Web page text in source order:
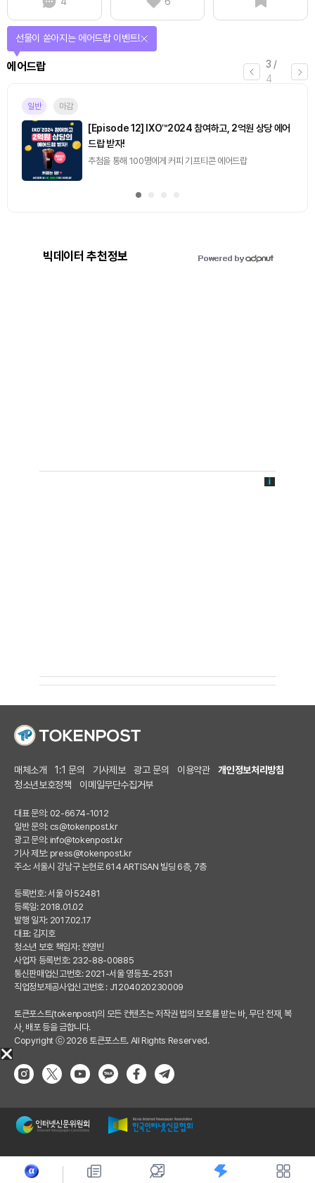
3 /
4
에어드랍
선물이 쏟아지는 에어드랍 이벤트!
일반 마감
[Episode 12] IXO™2024 참여하고, 2억원 상당 에어
드랍 받자!
추첨을 통해 100명에게 커피 기프티콘 에어드랍
빅데이터 추천정보
매체소개 1:1 문의 기사제보 광고 문의 이용약관
개인정보처리방침
청소년보호정책
이메일무단수집거부
대표 문의: 02-6674-1012
일반 문의: cs@tokenpost.kr
광고 문의: info@tokenpost.kr
기사 제보: press@tokenpost.kr
주소: 서울시 강남구 논현로 614 ARTISAN 빌딩 6층, 7층
등록번호: 서울 아 52481
등록일: 2018.01.02
발행 일자: 2017.02.17
대표: 김지호
청소년 보호 책임자: 전영빈
사업자 등록번호: 232-88-00885
통신판매업신고번호: 2021-서울 영등포-2531
직업정보제공사업신고번호 : J1204020230009
토큰포스트(tokenpost)의 모든 컨텐츠는 저작권 법의 보호를 받는 바, 무단 전재, 복
사, 배포 등을 금합니다.
Copyright ⓒ 2026 토큰포스트. All Rights Reserved.